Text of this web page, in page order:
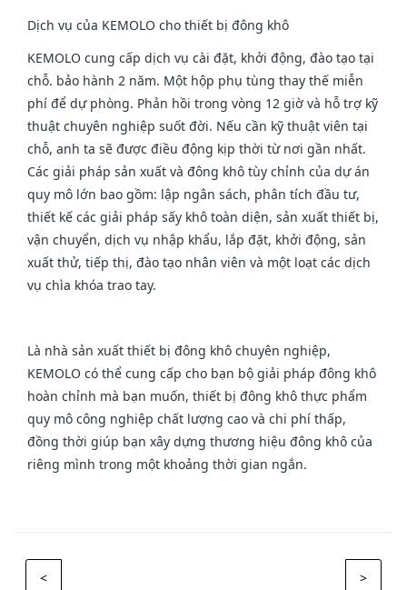
Dịch vụ của KEMOLO cho thiết bị đông khô
KEMOLO cung cấp dịch vụ cài đặt, khởi động, đào tạo tại
chỗ. bảo hành 2 năm. Một hộp phụ tùng thay thế miễn
phí để dự phòng. Phản hồi trong vòng 12 giờ và hỗ trợ kỹ
thuật chuyên nghiệp suốt đời. Nếu cần kỹ thuật viên tại
chỗ, anh ta sẽ được điều động kịp thời từ nơi gần nhất.
Các giải pháp sản xuất và đông khô tùy chỉnh của dự án
quy mô lớn bao gồm: lập ngân sách, phân tích đầu tư,
thiết kế các giải pháp sấy khô toàn diện, sản xuất thiết bị,
vận chuyển, dịch vụ nhập khẩu, lắp đặt, khởi động, sản
xuất thử, tiếp thị, đào tạo nhân viên và một loạt các dịch
vụ chìa khóa trao tay.
Là nhà sản xuất thiết bị đông khô chuyên nghiệp,
KEMOLO có thể cung cấp cho bạn bộ giải pháp đông khô
hoàn chỉnh mà bạn muốn, thiết bị đông khô thực phẩm
quy mô công nghiệp chất lượng cao và chi phí thấp,
đồng thời giúp bạn xây dựng thương hiệu đông khô của
riêng mình trong một khoảng thời gian ngắn.
< >